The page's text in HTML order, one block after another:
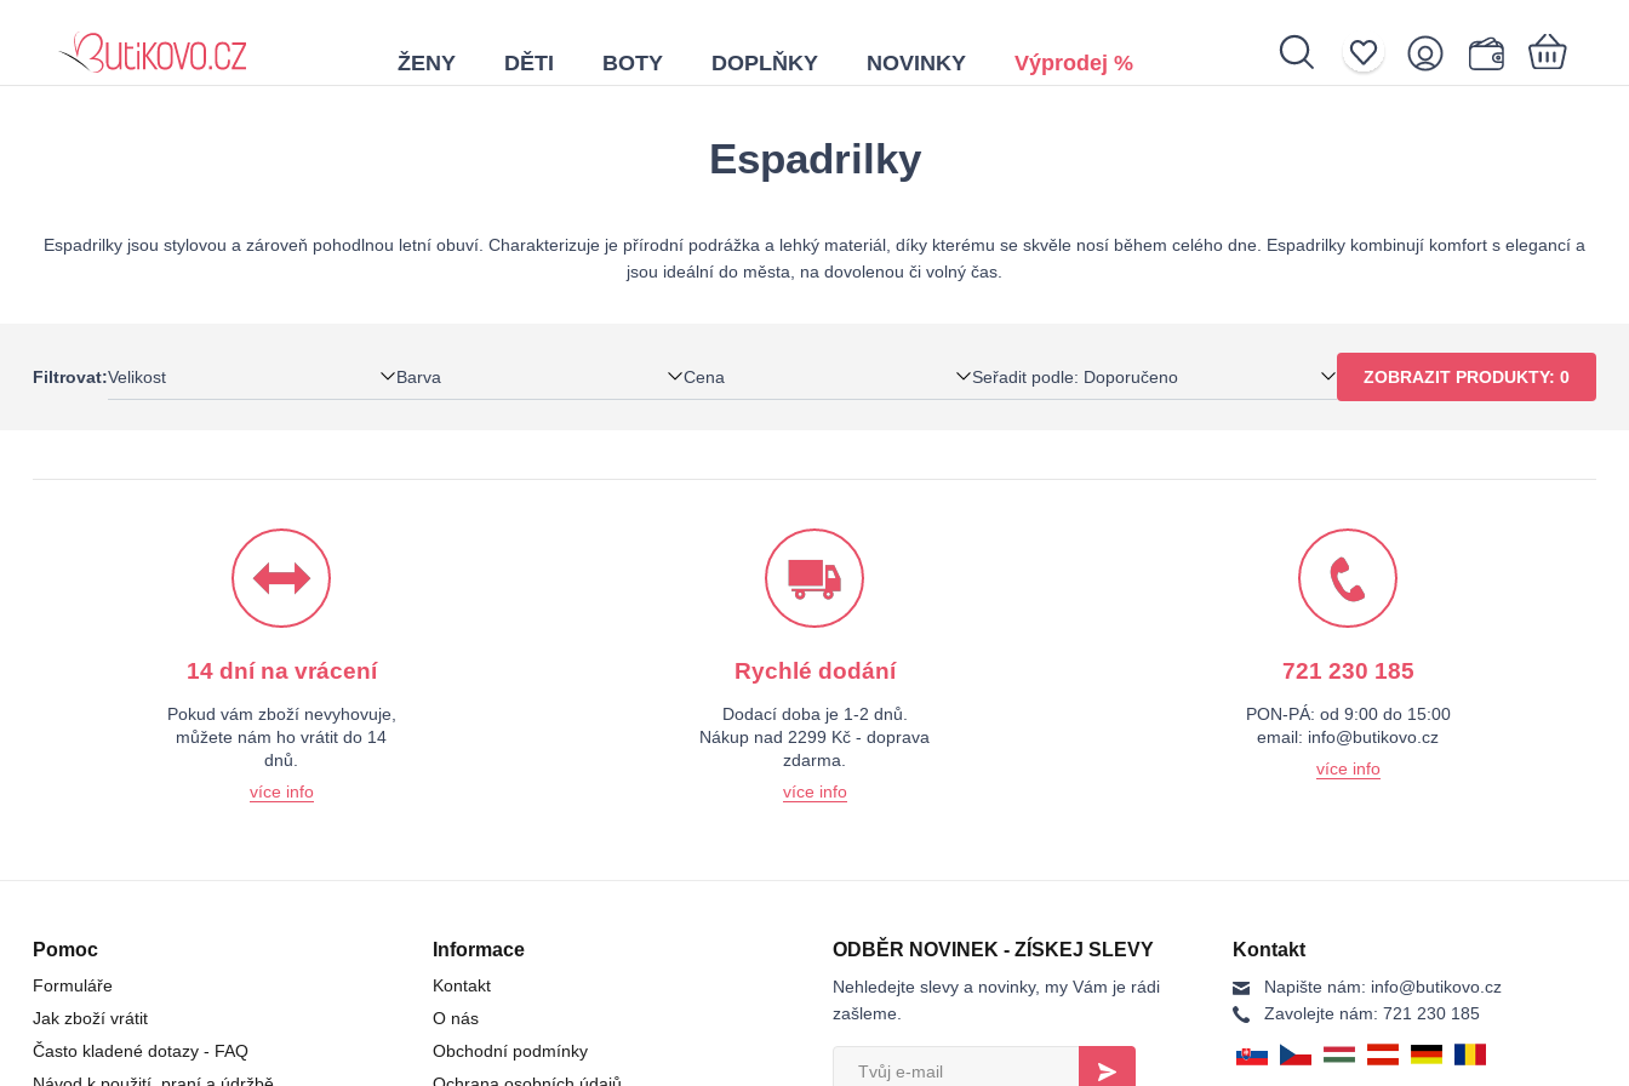
ŽENY DĚTI BOTY DOPLŇKY NOVINKY Výprodej %
Espadrilky
Espadrilky jsou stylovou a zároveň pohodlnou letní obuví. Charakterizuje je přírodní podrážka a lehký materiál, díky kterému se skvěle nosí během celého dne. Espadrilky kombinují komfort s elegancí a
jsou ideální do města, na dovolenou či volný čas.
Filtrovat:Velikost Barva Cena Seřadit podle: Doporučeno ZOBRAZIT PRODUKTY: 0
14 dní na vrácení
Pokud vám zboží nevyhovuje,
můžete nám ho vrátit do 14
dnů.
více info
Rychlé dodání
Dodací doba je 1-2 dnů.
Nákup nad 2299 Kč - doprava
zdarma.
více info
721 230 185
PON-PÁ: od 9:00 do 15:00
email: info@butikovo.cz
více info
Pomoc
Formuláře
Jak zboží vrátit
Často kladené dotazy - FAQ
Informace
Kontakt
O nás
Obchodní podmínky
ODBĚR NOVINEK - ZÍSKEJ SLEVY
Nehledejte slevy a novinky, my Vám je rádi
zašleme.
Kontakt
Napište nám: info@butikovo.cz
Zavolejte nám: 721 230 185